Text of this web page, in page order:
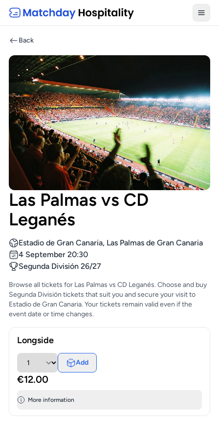
Back
Las Palmas vs CD
Leganés
Estadio de Gran Canaria, Las Palmas de Gran Canaria
4 September 20:30
Segunda División 26/27
Browse all tickets for Las Palmas vs CD Leganés. Choose and buy
Segunda División tickets that suit you and secure your visit to
Estadio de Gran Canaria. Your tickets remain valid even if the
event date or time changes.
Longside
Add
€12.00
More information